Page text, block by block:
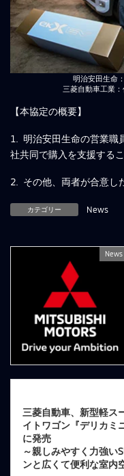
明治安田生命
三菱自動車工業
【本協定の概要】
1. 明治安田生命の営業職
社共同で購入を支援する
2. その他、両者が合意し
カテゴリー News
News
三菱自動車、新型軽ス
イトワゴン『デリカミ
に発売
～親しみやすく力強い
ンと広くて便利な室内